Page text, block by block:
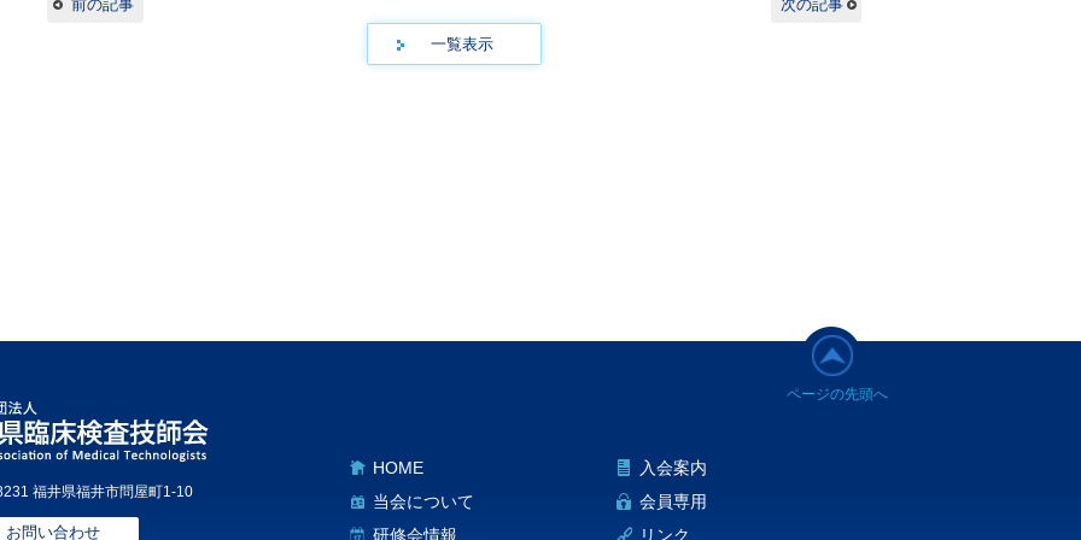
前の記事 次の記事
一覧表示
福井県福井市問屋町1-10
お問い合わせ
HOME
当会について
研修会情報
入会案内
会員専用
リンク